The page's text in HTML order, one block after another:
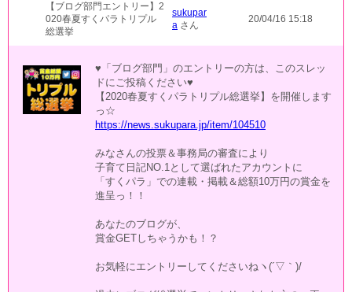
【ブログ部門エントリー】2
020春夏すくパラトリプル
総選挙
sukupar
a さん
20/04/16 15:18
♥「ブログ部門」のエントリーの方は、このスレッ
ドにご投稿ください♥
【2020春夏すくパラトリプル総選挙】を開催します
っ☆
https://news.sukupara.jp/item/104510
みなさんの投票＆事務局の審査により
子育て日記NO.1として選ばれたアカウントに
「すくパラ」での連載・掲載＆総額10万円の賞金を
進呈っ！！
あなたのブログが、
賞金GETしちゃうかも！？
お気軽にエントリーしてくださいねヽ(´▽｀)/